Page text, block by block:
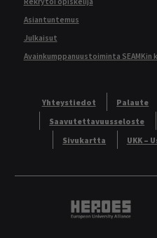
Asiantuntemus
Julkaisut
Avainkumppanuustoiminta SEAMKin
Yhteystiedot Palaute
Saavutettavuusseloste
Sivukartta
UKK –
Heroes